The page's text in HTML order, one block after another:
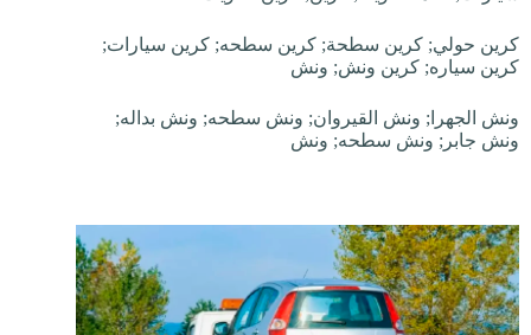
كرين حولي; كرين سطحة; كرين سطحه; كرين سيارات;
كرين سياره; كرين ونش; ونش
ونش الجهرا; ونش القيروان; ونش سطحه; ونش بداله;
ونش جابر; ونش سطحه; ونش